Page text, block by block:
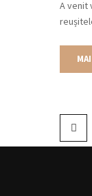
A venit